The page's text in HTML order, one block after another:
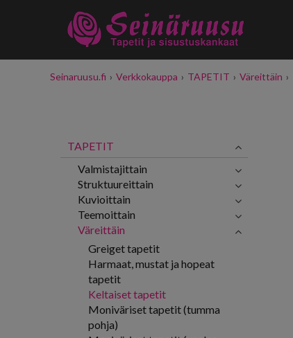
Seinaruusu.fi › Verkkokauppa › TAPETIT › Väreittäin ›
TAPETIT
Valmistajittain
Struktuureittain
Kuvioittain
Teemoittain
Väreittäin
Greiget tapetit
Harmaat, mustat ja hopeat
tapetit
Keltaiset tapetit
Moniväriset tapetit (tumma
pohja)